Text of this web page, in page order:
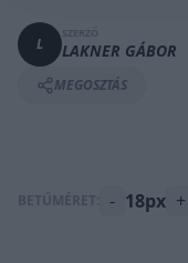
L LAKNER GÁBOR
MEGOSZTÁS
BETŰMÉRET: - 18px +